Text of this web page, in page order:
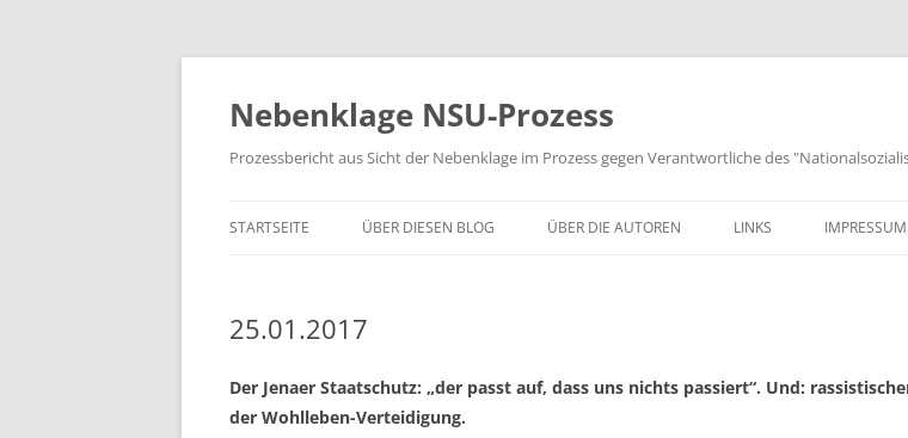
Zum
springen
Nebenklage NSU-Prozess
Prozessbericht aus Sicht der Nebenklage im Prozess gegen Verantwortliche des
STARTSEITE ÜBER DIESEN BLOG ÜBER DIE AUTOREN LINKS IMPRESSUM
25.01.2017
Der Jenaer Staatschutz: „der passt auf, dass uns nichts passiert“. Und:
der Wohlleben-Verteidigung.